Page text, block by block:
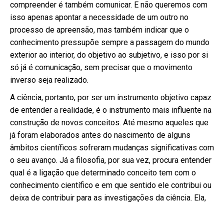
compreender é também comunicar. E não queremos com
isso apenas apontar a necessidade de um outro no
processo de apreensão, mas também indicar que o
conhecimento pressupõe sempre a passagem do mundo
exterior ao interior, do objetivo ao subjetivo, e isso por si
só já é comunicação, sem precisar que o movimento
inverso seja realizado.
A ciência, portanto, por ser um instrumento objetivo capaz
de entender a realidade, é o instrumento mais influente na
construção de novos conceitos. Até mesmo aqueles que
já foram elaborados antes do nascimento de alguns
âmbitos científicos sofreram mudanças significativas com
o seu avanço. Já a filosofia, por sua vez, procura entender
qual é a ligação que determinado conceito tem com o
conhecimento científico e em que sentido ele contribui ou
deixa de contribuir para as investigações da ciência. Ela,